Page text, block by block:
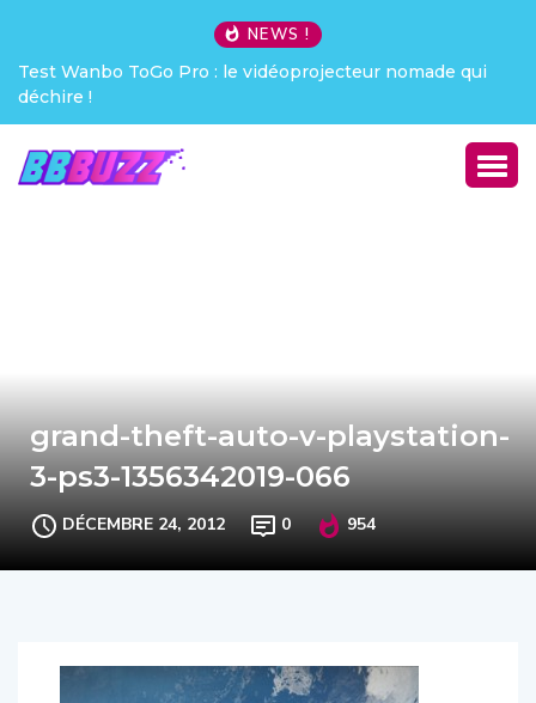
NEWS !
Test Wanbo ToGo Pro : le vidéoprojecteur nomade qui
déchire !
grand-theft-auto-v-playstation-
3-ps3-1356342019-066
DÉCEMBRE 24, 2012 0 954